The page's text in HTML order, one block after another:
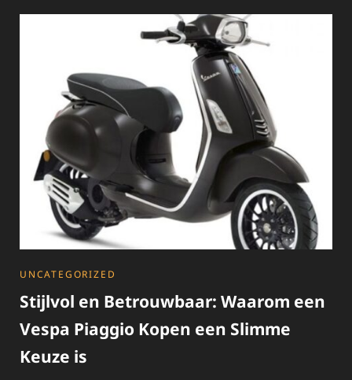
ONTDEK
DE
ICONISCHE
SCOOTER
CATEGORIES
UNCATEGORIZED
Stijlvol en Betrouwbaar: Waarom een
Vespa Piaggio Kopen een Slimme
Keuze is